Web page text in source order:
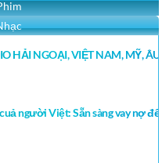
HẢI NGOẠI, VIỆT NAM, MỸ,
người Việt: Sẵn sàng vay nợ